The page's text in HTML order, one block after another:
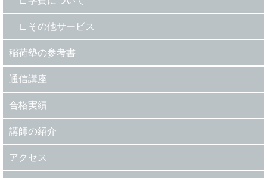
その他サービス
稲荷塾の参考書
通信講座
合格実績
講師の紹介
アクセス